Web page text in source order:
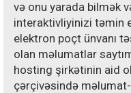
və onu yarada bilmək
interaktivliyinizi təmin
elektron poçt ünvanı
olan məlumatlar
hosting şirkətinin aid
çərçivəsində